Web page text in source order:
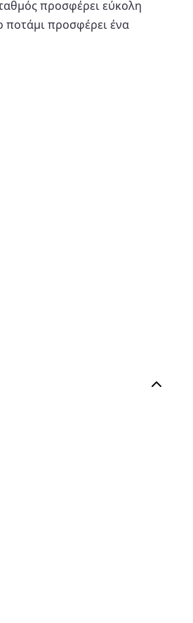
προσφέρει εύκολη
ποτάμι προσφέρει ένα